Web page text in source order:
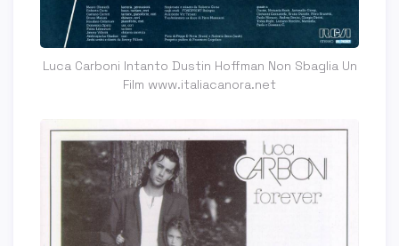
Luca Carboni Intanto Dustin Hoffman Non Sbaglia Un
Film www.italiacanora.net